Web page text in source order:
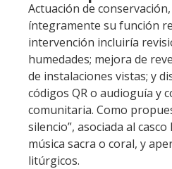
Actuación de
íntegramente su función
intervención incluiría
humedades; mejora de
de instalaciones vistas; y
códigos QR o audioguía y
comunitaria. Como
silencio”, asociada al
música sacra o coral, y
litúrgicos.